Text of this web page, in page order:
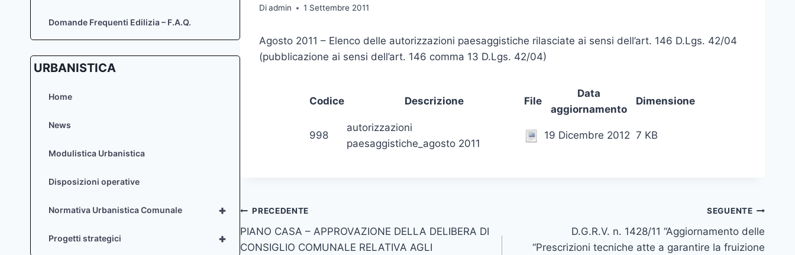
Diadmin 1 Settembre 2011
Agosto 2011 – Elenco delle autorizzazioni paesaggistiche rilasciate ai sensi dell’art. 146 D.Lgs. 42/04
(pubblicazione ai sensi dell’art. 146 comma 13 D.Lgs. 42/04)
Codice Descrizione File
Data
aggiornamento
Dimensione
998
autorizzazioni
paesaggistiche_agosto 2011
19 Dicembre 2012 7 KB
Navigazione
articoli
PRECEDENTE
PIANO CASA – APPROVAZIONE DELLA DELIBERA DI
CONSIGLIO COMUNALE RELATIVA AGLI
SEGUENTE
D.G.R.V. n. 1428/11 “Aggiornamento delle
“Prescrizioni tecniche atte a garantire la fruizione
Domande Frequenti Edilizia – F.A.Q.
URBANISTICA
Home
News
Modulistica Urbanistica
Disposizioni operative
+
Normativa Urbanistica Comunale
+
Progetti strategici